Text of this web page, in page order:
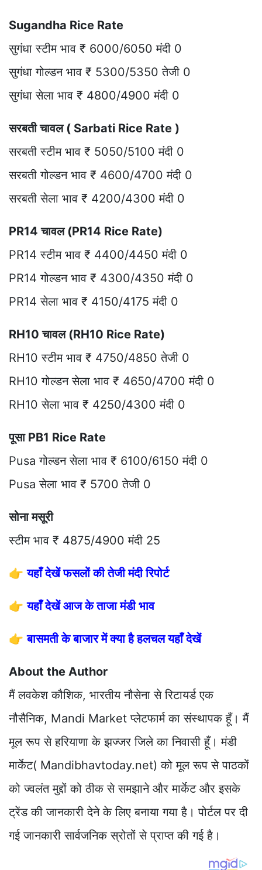
Sugandha Rice Rate
सुगंधा स्टीम भाव ₹ 6000/6050 मंदी 0
सुगंधा गोल्डन भाव ₹ 5300/5350 तेजी 0
सुगंधा सेला भाव ₹ 4800/4900 मंदी 0
सरबती चावल ( Sarbati Rice Rate )
सरबती स्टीम भाव ₹ 5050/5100 मंदी 0
सरबती गोल्डन भाव ₹ 4600/4700 मंदी 0
सरबती सेला भाव ₹ 4200/4300 मंदी 0
PR14 चावल (PR14 Rice Rate)
PR14 स्टीम भाव ₹ 4400/4450 मंदी 0
PR14 गोल्डन भाव ₹ 4300/4350 मंदी 0
PR14 सेला भाव ₹ 4150/4175 मंदी 0
RH10 चावल (RH10 Rice Rate)
RH10 स्टीम भाव ₹ 4750/4850 तेजी 0
RH10 गोल्डन सेला भाव ₹ 4650/4700 मंदी 0
RH10 सेला भाव ₹ 4250/4300 मंदी 0
पूसा PB1 Rice Rate
Pusa गोल्डन सेला भाव ₹ 6100/6150 मंदी 0
Pusa सेला भाव ₹ 5700 तेजी 0
सोना मसूरी
स्टीम भाव ₹ 4875/4900 मंदी 25
👉यहाँ देखें फसलों की तेजी मंदी रिपोर्ट
👉यहाँ देखें आज के ताजा मंडी भाव
👉बासमती के बाजार में क्या है हलचल यहाँ देखें
About the Author
मैं लवकेश कौशिक, भारतीय नौसेना से रिटायर्ड एक
नौसैनिक, Mandi Market प्लेटफार्म का संस्थापक हूँ। मैं
मूल रूप से हरियाणा के झज्जर जिले का निवासी हूँ। मंडी
मार्केट( Mandibhavtoday.net) को मूल रूप से पाठकों
को ज्वलंत मुद्दों को ठीक से समझाने और मार्केट और इसके
ट्रेंड की जानकारी देने के लिए बनाया गया है। पोर्टल पर दी
गई जानकारी सार्वजनिक स्रोतों से प्राप्त की गई है।